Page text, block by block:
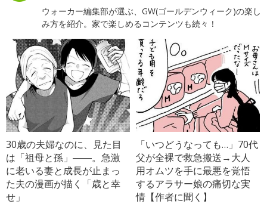
ウォーカー編集部が選ぶ、GW(ゴールデンウィーク)の楽し
み方を紹介。家で楽しめるコンテンツも続々！
30歳の夫婦なのに、見た目
は「祖母と孫」――。急激
に老いる妻と成長が止まっ
た夫の漫画が描く「歳と幸
せ」
「いつどうなっても…」70代
父が全裸で救急搬送→大人
用オムツを手に最悪を覚悟
するアラサー娘の痛切な実
情【作者に聞く】